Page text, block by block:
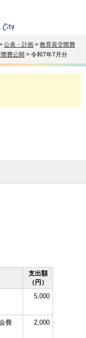
公表・計画 > 教育長交際費
費公開 > 令和7年7月分
支出額
（円）
5,000
費
2,000